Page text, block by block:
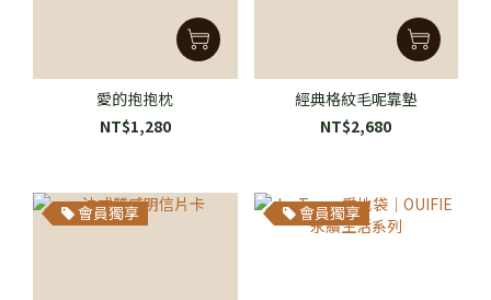
愛的抱抱枕
NT$1,280
經典格紋毛呢靠墊
NT$2,680
會員獨享 會員獨享